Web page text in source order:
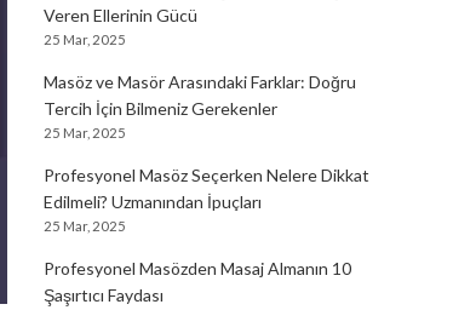
Veren Ellerinin Gücü
25 Mar, 2025
Masöz ve Masör Arasındaki Farklar: Doğru
Tercih İçin Bilmeniz Gerekenler
25 Mar, 2025
Profesyonel Masöz Seçerken Nelere Dikkat
Edilmeli? Uzmanından İpuçları
25 Mar, 2025
Profesyonel Masözden Masaj Almanın 10
Şaşırtıcı Faydası